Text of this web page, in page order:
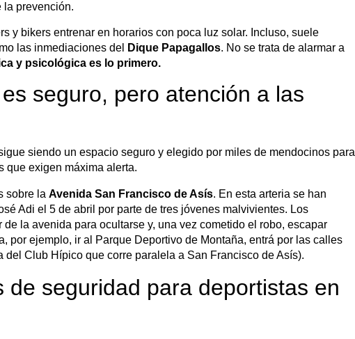
la prevención.
y bikers entrenar en horarios con poca luz solar. Incluso, suele
las inmediaciones del
Dique Papagallos. No se trata de alarmar a
y psicológica es lo primero.
seguro, pero atención a las
siendo un espacio seguro y elegido por miles de mendocinos para
que exigen máxima alerta.
sobre la Avenida San Francisco de Asís. En esta arteria se han
Adi el 5 de abril por parte de tres jóvenes malvivientes. Los
la avenida para ocultarse y, una vez cometido el robo, escapar
por ejemplo, ir al Parque Deportivo de Montaña, entrá por las calles
Club Hípico que corre paralela a San Francisco de Asís).
seguridad para deportistas en